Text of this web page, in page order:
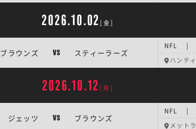
2026.10.02 [金]
ブラウンズ VS スティーラーズ
NFL | レ
ハンテ
2026.10.12 [月]
ジェッツ VS ブラウンズ
NFL | レ
メット